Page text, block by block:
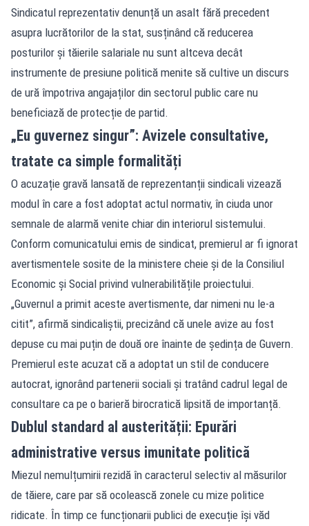
Sindicatul reprezentativ denunță un asalt fără precedent
asupra lucrătorilor de la stat, susținând că reducerea
posturilor și tăierile salariale nu sunt altceva decât
instrumente de presiune politică menite să cultive un discurs
de ură împotriva angajaților din sectorul public care nu
beneficiază de protecție de partid.
„Eu guvernez singur”: Avizele consultative,
tratate ca simple formalități
O acuzație gravă lansată de reprezentanții sindicali vizează
modul în care a fost adoptat actul normativ, în ciuda unor
semnale de alarmă venite chiar din interiorul sistemului.
Conform comunicatului emis de sindicat, premierul ar fi ignorat
avertismentele sosite de la ministere cheie și de la Consiliul
Economic și Social privind vulnerabilitățile proiectului.
„Guvernul a primit aceste avertismente, dar nimeni nu le-a
citit”, afirmă sindicaliștii, precizând că unele avize au fost
depuse cu mai puțin de două ore înainte de ședința de Guvern.
Premierul este acuzat că a adoptat un stil de conducere
autocrat, ignorând partenerii sociali și tratând cadrul legal de
consultare ca pe o barieră birocratică lipsită de importanță.
Dublul standard al austerității: Epurări
administrative versus imunitate politică
Miezul nemulțumirii rezidă în caracterul selectiv al măsurilor
de tăiere, care par să ocolească zonele cu mize politice
ridicate. În timp ce funcționarii publici de execuție își văd